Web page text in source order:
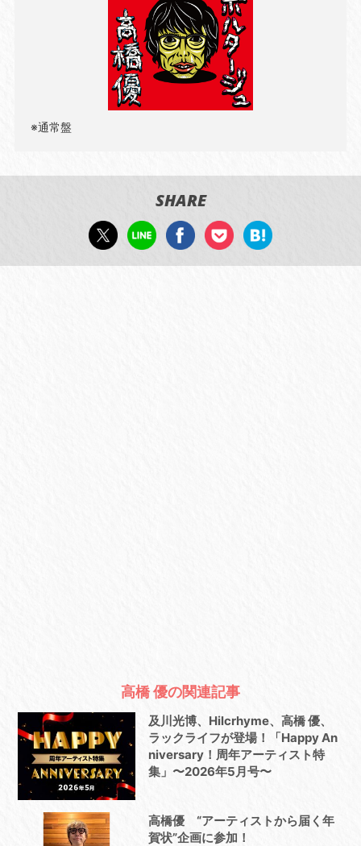
※通常盤
SHARE
高橋 優の関連記事
及川光博、Hilcrhyme、高橋 優、
ラックライフが登場！「Happy An
niversary！周年アーティスト特
集」〜2026年5月号〜
高橋優 “アーティストから届く年
賀状”企画に参加！